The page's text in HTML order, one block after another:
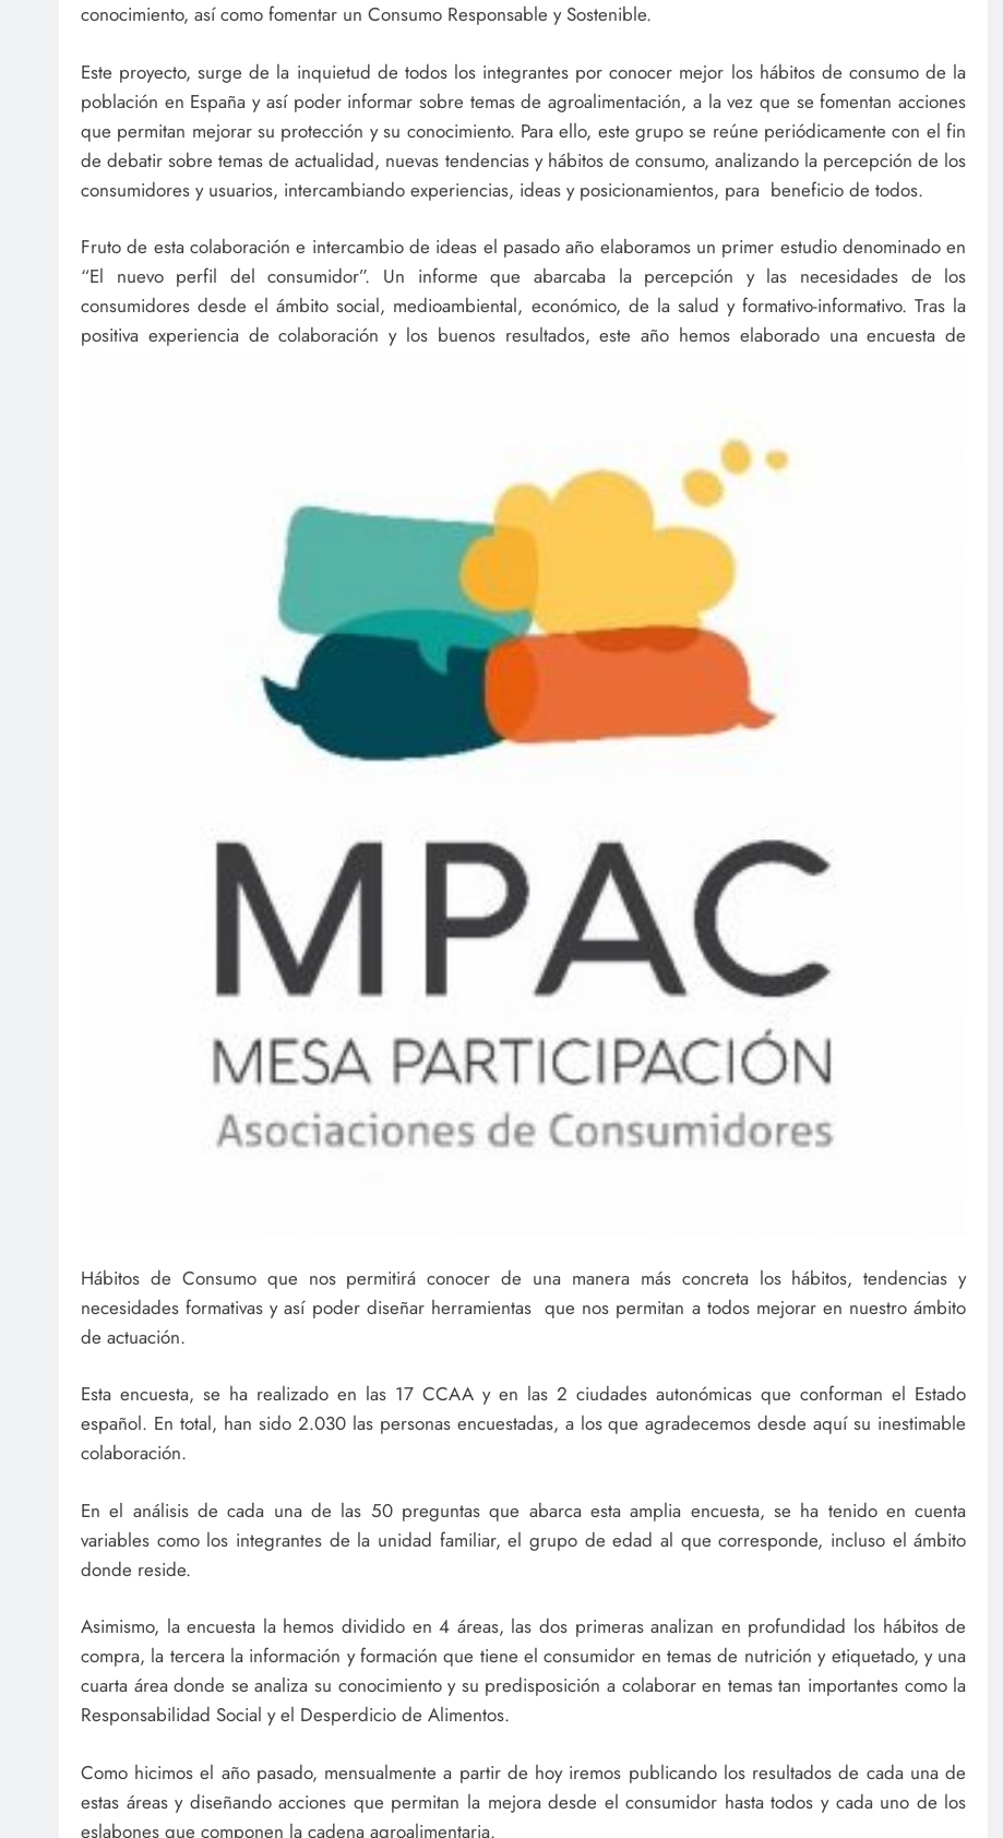
conocimiento, así como fomentar un Consumo Responsable y Sostenible.
Este proyecto, surge de la inquietud de todos los integrantes por conocer mejor los hábitos de consumo de la
población en España y así poder informar sobre temas de agroalimentación, a la vez que se fomentan acciones
que permitan mejorar su protección y su conocimiento. Para ello, este grupo se reúne periódicamente con el fin
de debatir sobre temas de actualidad, nuevas tendencias y hábitos de consumo, analizando la percepción de los
consumidores y usuarios, intercambiando experiencias, ideas y posicionamientos, para beneficio de todos.
Fruto de esta colaboración e intercambio de ideas el pasado año elaboramos un primer estudio denominado en
“El nuevo perfil del consumidor”. Un informe que abarcaba la percepción y las necesidades de los
consumidores desde el ámbito social, medioambiental, económico, de la salud y formativo-informativo. Tras la
positiva experiencia de colaboración y los buenos resultados, este año hemos elaborado una encuesta de
Hábitos de Consumo que nos permitirá conocer de una manera más concreta los hábitos, tendencias y
necesidades formativas y así poder diseñar herramientas que nos permitan a todos mejorar en nuestro ámbito
de actuación.
Esta encuesta, se ha realizado en las 17 CCAA y en las 2 ciudades autonómicas que conforman el Estado
español. En total, han sido 2.030 las personas encuestadas, a los que agradecemos desde aquí su inestimable
colaboración.
En el análisis de cada una de las 50 preguntas que abarca esta amplia encuesta, se ha tenido en cuenta
variables como los integrantes de la unidad familiar, el grupo de edad al que corresponde, incluso el ámbito
donde reside.
Asimismo, la encuesta la hemos dividido en 4 áreas, las dos primeras analizan en profundidad los hábitos de
compra, la tercera la información y formación que tiene el consumidor en temas de nutrición y etiquetado, y una
cuarta área donde se analiza su conocimiento y su predisposición a colaborar en temas tan importantes como la
Responsabilidad Social y el Desperdicio de Alimentos.
Como hicimos el año pasado, mensualmente a partir de hoy iremos publicando los resultados de cada una de
estas áreas y diseñando acciones que permitan la mejora desde el consumidor hasta todos y cada uno de los
eslabones que componen la cadena agroalimentaria.